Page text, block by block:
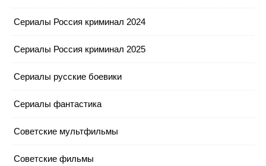
Сериалы Россия криминал 2024
Сериалы Россия криминал 2025
Сериалы русские боевики
Сериалы фантастика
Советские мультфильмы
Советские фильмы